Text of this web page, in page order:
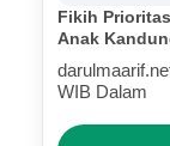
Fikih
Anak
WIB Dalam